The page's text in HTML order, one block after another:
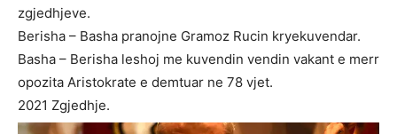
zgjedhjeve.
Berisha – Basha pranojne Gramoz Rucin kryekuvendar.
Basha – Berisha leshoj me kuvendin vendin vakant e merr
opozita Aristokrate e demtuar ne 78 vjet.
2021 Zgjedhje.